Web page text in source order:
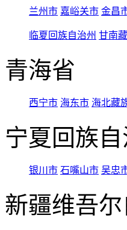
兰州市 嘉峪关市 金昌
临夏回族自治州 甘南
青海省
西宁市 海东市 海北藏
宁夏回族
银川市 石嘴山市 吴忠
新疆维吾